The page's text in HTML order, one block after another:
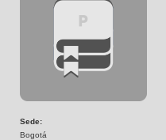
Sede:
Bogotá